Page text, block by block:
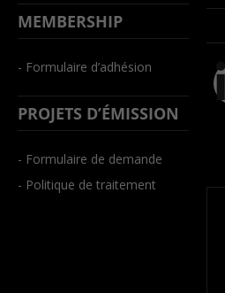
MEMBERSHIP
- Formulaire d’adhésion
PROJETS D’ÉMISSION
- Formulaire de demande
- Politique de traitement